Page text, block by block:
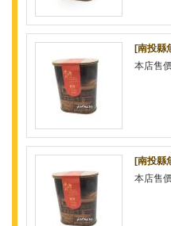
[南投縣
本店售
[南投縣
本店售